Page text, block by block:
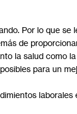
Por lo que
de
la salud como
para un